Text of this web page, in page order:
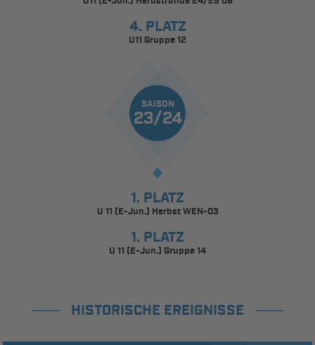
4. PLATZ
U11 Gruppe 12
SAISON
23/24
1. PLATZ
U 11 (E-Jun.) Herbst WEN-03
1. PLATZ
U 11 (E-Jun.) Gruppe 14
HISTORISCHE EREIGNISSE